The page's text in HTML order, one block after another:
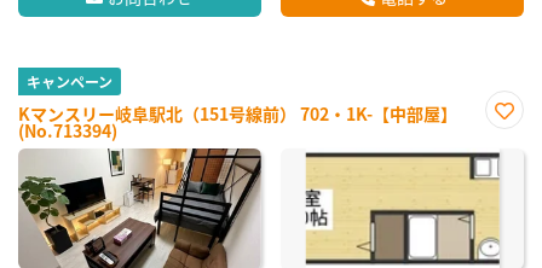
キャンペーン
Kマンスリー岐阜駅北（151号線前） 702・1K-【中部屋】
(No.713394)
に入
り登